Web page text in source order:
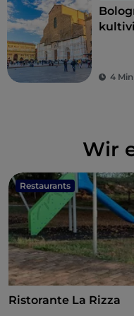
4
Wir
Restaurants
Ristorante La Rizza